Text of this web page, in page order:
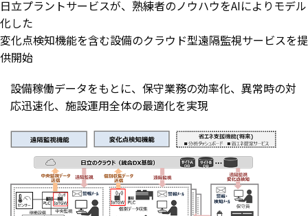
日立プラントサービスが、熟練者のノウハウをAIによりモデル
化した
変化点検知機能を含む設備のクラウド型遠隔監視サービスを提
供開始
設備稼働データをもとに、保守業務の効率化、異常時の対
応迅速化、施設運用全体の最適化を実現